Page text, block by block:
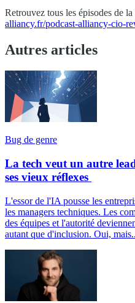
Retrouvez tous les épisodes de
alliancy.fr/podcast-alliancy-cio-
Autres articles
Bug de genre
La tech veut un autre
ses vieux réflexes
L'essor de l'IA pousse les
les managers techniques. Les
des équipes et l'autorité
autant que d'inclusion. Oui,